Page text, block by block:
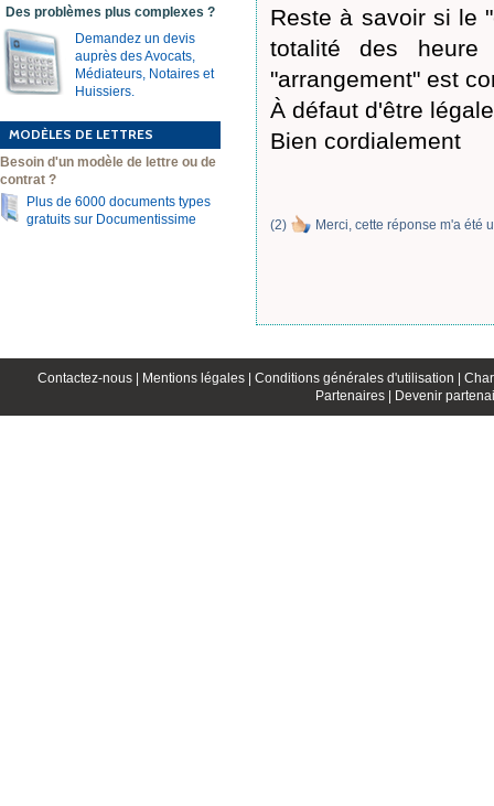
Des problèmes plus complexes ?
Demandez un devis
auprès des Avocats,
Médiateurs, Notaires et
Huissiers.
MODÈLES DE LETTRES
Besoin d'un modèle de lettre ou de
contrat ?
Plus de 6000 documents types
gratuits sur Documentissime
Reste à savoir si le
totalité des heure
"arrangement" est
À défaut d'être
Bien cordialement
(2) Merci, cette réponse m'a été
Contactez-nous | Mentions légales | Conditions générales d'utilisation |
Partenaires |
Devenir